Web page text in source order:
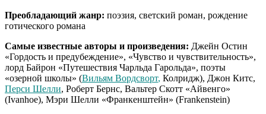
Преобладающий жанр: поэзия, светский роман, рождение
готического романа
Самые известные авторы и произведения: Джейн Остин
«Гордость и предубеждение», «Чувство и чувствительность»,
лорд Байрон «Путешествия Чарльда Гарольда», поэты
«озерной школы» (Вильям Вордсворт, Колридж), Джон Китс,
Перси Шелли, Роберт Бернс, Вальтер Скотт «Айвенго»
(Ivanhoe), Мэри Шелли «Франкенштейн» (Frankenstein)